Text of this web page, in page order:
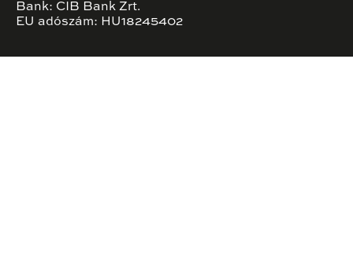
Bank: CIB Bank Zrt.
EU adószám: HU18245402